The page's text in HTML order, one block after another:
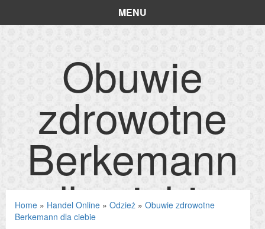
MENU
Obuwie
zdrowotne
Berkemann
dla ciebie
Home » Handel Online » Odzież » Obuwie zdrowotne
Berkemann dla ciebie